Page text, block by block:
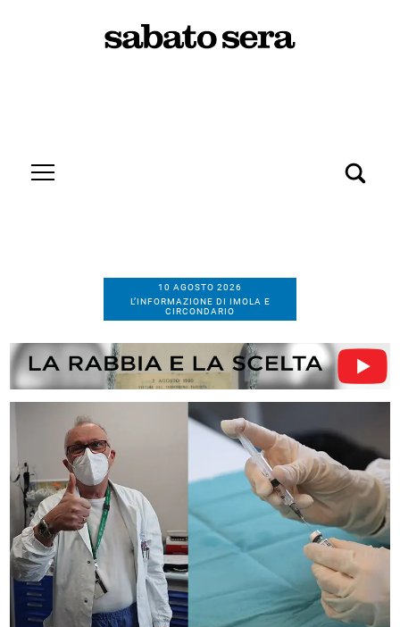
10 AGOSTO 2026
L’INFORMAZIONE DI IMOLA E
CIRCONDARIO